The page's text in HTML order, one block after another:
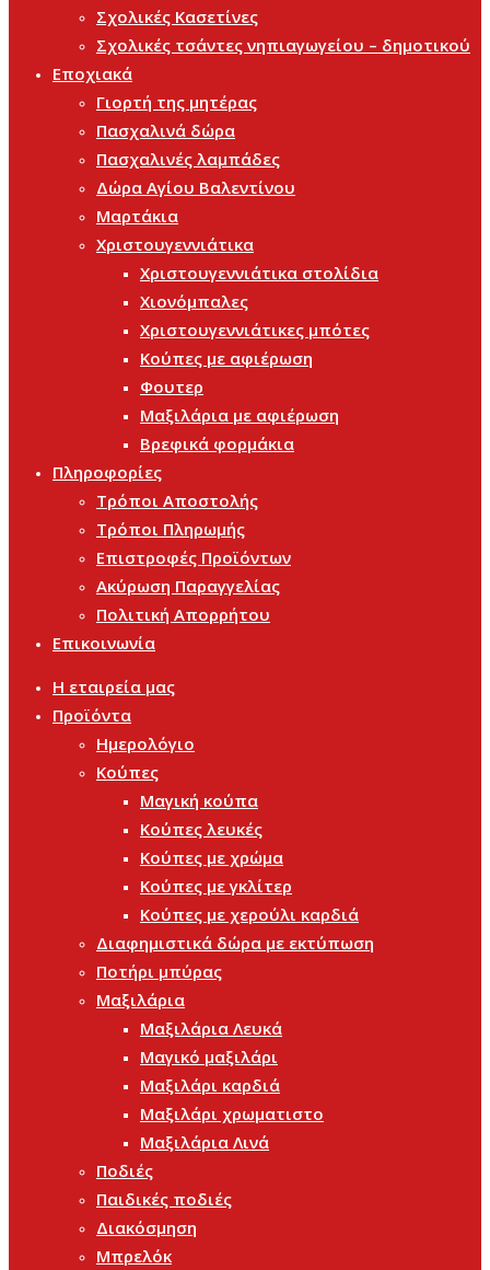
Σχολικές Κασετίνες
Σχολικές τσάντες νηπιαγωγείου – δημοτικού
Εποχιακά
Γιορτή της μητέρας
Πασχαλινά δώρα
Πασχαλινές λαμπάδες
Δώρα Αγίου Βαλεντίνου
Μαρτάκια
Χριστουγεννιάτικα
Χριστουγεννιάτικα στολίδια
Χιονόμπαλες
Χριστουγεννιάτικες μπότες
Κούπες με αφιέρωση
Φουτερ
Μαξιλάρια με αφιέρωση
Βρεφικά φορμάκια
Πληροφορίες
Τρόποι Αποστολής
Τρόποι Πληρωμής
Επιστροφές Προϊόντων
Ακύρωση Παραγγελίας
Πολιτική Απορρήτου
Επικοινωνία
Η εταιρεία μας
Προϊόντα
Ημερολόγιο
Κούπες
Μαγική κούπα
Κούπες λευκές
Κούπες με χρώμα
Κούπες με γκλίτερ
Κούπες με χερούλι καρδιά
Διαφημιστικά δώρα με εκτύπωση
Ποτήρι μπύρας
Μαξιλάρια
Μαξιλάρια Λευκά
Μαγικό μαξιλάρι
Μαξιλάρι καρδιά
Μαξιλάρι χρωματιστο
Μαξιλάρια Λινά
Ποδιές
Παιδικές ποδιές
Διακόσμηση
Μπρελόκ